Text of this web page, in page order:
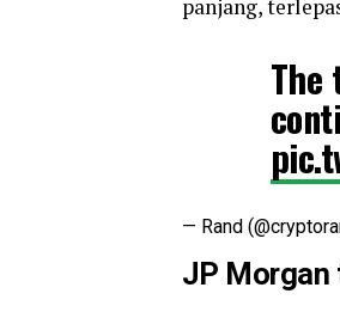
panjang,
The
— Rand
JP Morgan